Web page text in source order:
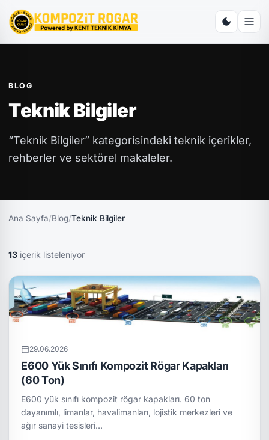
BLOG
Teknik Bilgiler
“Teknik Bilgiler” kategorisindeki teknik içerikler,
rehberler ve sektörel makaleler.
Ana Sayfa/Blog/Teknik Bilgiler
13 içerik listeleniyor
29.06.2026
E600 Yük Sınıfı Kompozit Rögar Kapakları
(60 Ton)
E600 yük sınıfı kompozit rögar kapakları. 60 ton
dayanımlı, limanlar, havalimanları, lojistik merkezleri ve
ağır sanayi tesisleri…